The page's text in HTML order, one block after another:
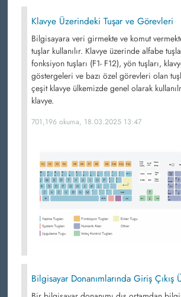
Klavye Üzerindeki Tuşar ve Görevleri
Bilgisayara veri girmekte ve komut
tuşlar kullanılır. Klavye üzerinde alfabe
fonksiyon tuşları (F1- F12), yön tuşları,
göstergeleri ve bazı özel görevleri olan
çeşit klavye ülkemizde genel olarak
klavye.
701,196 okuma, 18.03.2025 13:47
Bilgisayar Donanımlarında Giriş Çıkış